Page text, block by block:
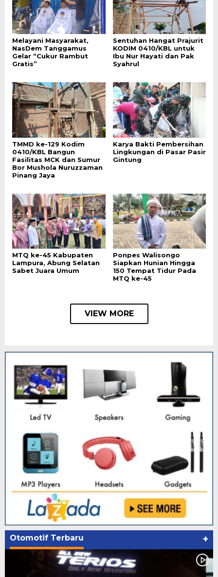
Melayani Masyarakat,
NasDem Tanggamus
Gelar “Cukur Rambut
Gratis”
Sentuhan Hangat Prajurit
KODIM 0410/KBL untuk
Ibu Nur Hayati dan Pak
Syahrul
TMMD ke-129 Kodim
0410/KBL Bangun
Fasilitas MCK dan Sumur
Bor Mushola Nuruzzaman
Pinang Jaya
Karya Bakti Pembersihan
Lingkungan di Pasar Pasir
Gintung
MTQ ke-45 Kabupaten
Lampura, Abung Selatan
Sabet Juara Umum
Ponpes Walisongo
Siapkan Hunian Hingga
150 Tempat Tidur Pada
MTQ ke-45
VIEW MORE
Otomotif Terbaru +